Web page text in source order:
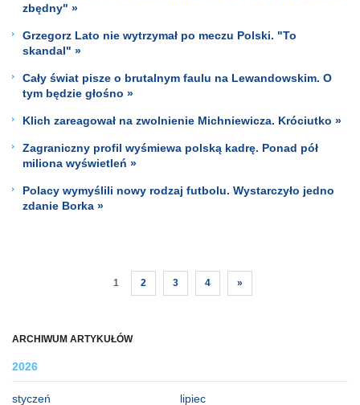
ARCHIWUM ARTYKUŁÓW
2026
styczeń lipiec
zbędny" »
Grzegorz Lato nie wytrzymał po meczu Polski. "To
skandal" »
Cały świat pisze o brutalnym faulu na Lewandowskim. O
tym będzie głośno »
Klich zareagował na zwolnienie Michniewicza. Króciutko »
Zagraniczny profil wyśmiewa polską kadrę. Ponad pół
miliona wyświetleń »
Polacy wymyślili nowy rodzaj futbolu. Wystarczyło jedno
zdanie Borka »
1 2 3 4 »